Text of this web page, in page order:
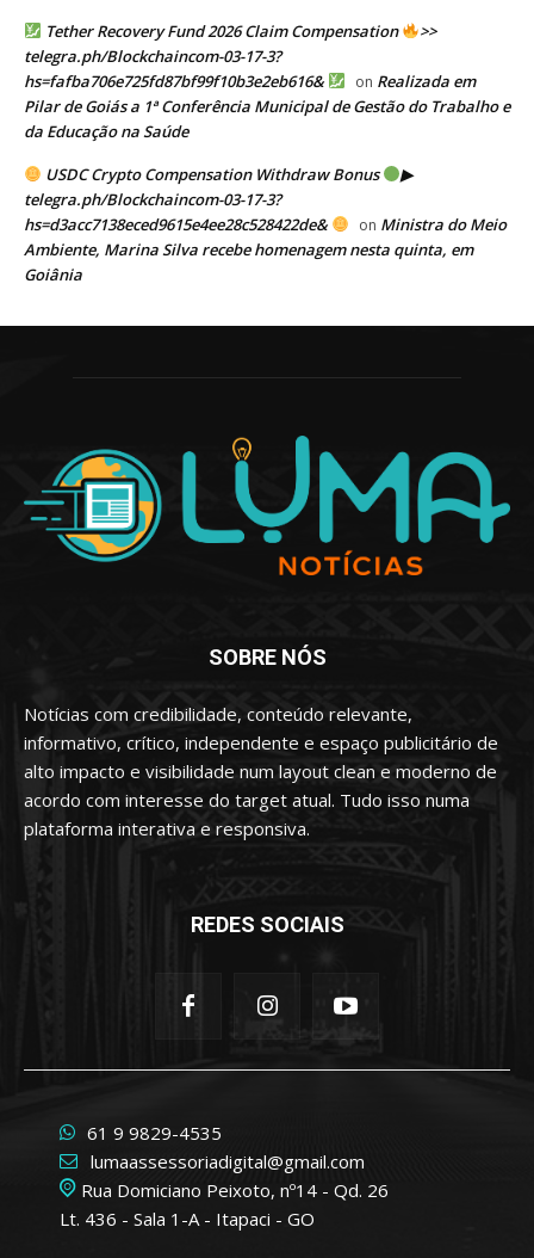
Tether Recovery Fund 2026 Claim Compensation
>>
telegra.ph/Blockchaincom-03-17-3?
hs=fafba706e725fd87bf99f10b3e2eb616&
on Realizada em
Pilar de Goiás a 1ª Conferência Municipal de Gestão do Trabalho e
da Educação na Saúde
USDC Crypto Compensation Withdraw Bonus
▶
telegra.ph/Blockchaincom-03-17-3?
hs=d3acc7138eced9615e4ee28c528422de&
on Ministra do Meio
Ambiente, Marina Silva recebe homenagem nesta quinta, em
Goiânia
SOBRE NÓS
Notícias com credibilidade, conteúdo relevante,
informativo, crítico, independente e espaço publicitário de
alto impacto e visibilidade num layout clean e moderno de
acordo com interesse do target atual. Tudo isso numa
plataforma interativa e responsiva.
REDES SOCIAIS
61 9 9829-4535
lumaassessoriadigital@gmail.com
Rua Domiciano Peixoto, nº14 - Qd. 26
Lt. 436 - Sala 1-A - Itapaci - GO